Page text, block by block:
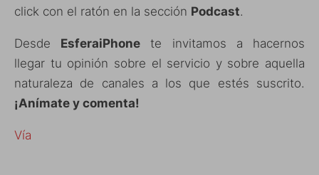
click con el ratón en la sección Podcast.
Desde EsferaiPhone te invitamos a hacernos
llegar tu opinión sobre el servicio y sobre aquella
naturaleza de canales a los que estés suscrito.
¡Anímate y comenta!
Vía